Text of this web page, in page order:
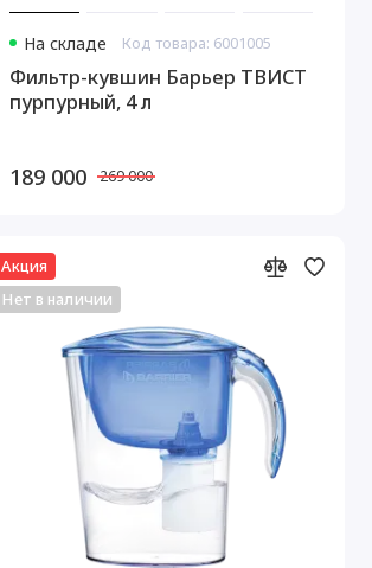
На складе Код товара: 6001005
Фильтр-кувшин Барьер ТВИСТ
пурпурный, 4 л
189 000 269 000
Акция
Нет в наличии